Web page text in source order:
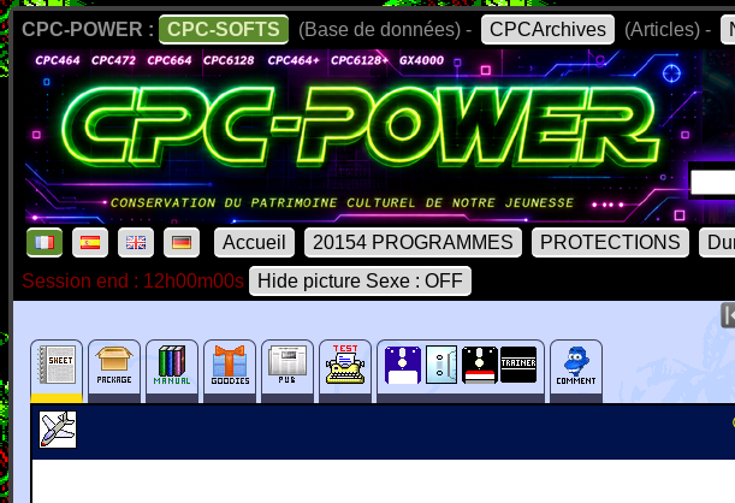
CPC-POWER : CPC-SOFTS (Base de données) - CPCArchives (Articles) -
Accueil 20154 PROGRAMMES PROTECTIONS
Session end : 12h00m00s
Hide picture Sexe : OFF